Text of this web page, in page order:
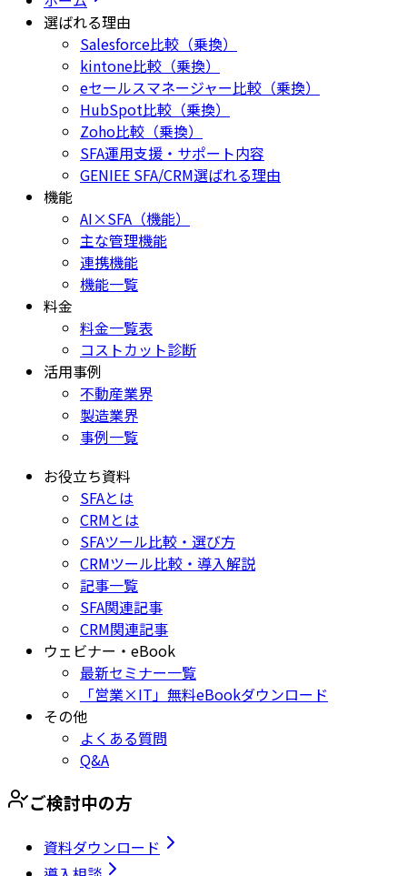
選ばれる理由
Salesforce比較（乗換）
kintone比較（乗換）
eセールスマネージャー比較（乗換）
HubSpot比較（乗換）
Zoho比較（乗換）
SFA運用支援・サポート内容
GENIEE SFA/CRM選ばれる理由
機能
AI×SFA（機能）
主な管理機能
連携機能
機能一覧
料金
料金一覧表
コストカット診断
活用事例
不動産業界
製造業界
事例一覧
お役立ち資料
SFAとは
CRMとは
SFAツール比較・選び方
CRMツール比較・導入解説
記事一覧
SFA関連記事
CRM関連記事
ウェビナー・eBook
最新セミナー一覧
「営業×IT」無料eBookダウンロード
その他
よくある質問
Q&A
ご検討中の方
資料ダウンロード